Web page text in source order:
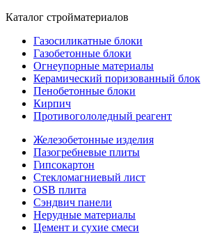
Каталог стройматериалов
Газосиликатные блоки
Газобетонные блоки
Огнеупорные материалы
Керамический поризованный блок
Пенобетонные блоки
Кирпич
Противогололедный реагент
Железобетонные изделия
Пазогребневые плиты
Гипсокартон
Стекломагниевый лист
OSB плита
Сэндвич панели
Нерудные материалы
Цемент и сухие смеси